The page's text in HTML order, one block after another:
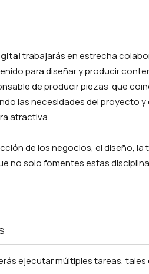
trabajarás en estrecha
para diseñar y producir
de producir piezas que
las necesidades del proyecto
atractiva.
de los negocios, el diseño,
no solo fomentes estas
ejecutar múltiples tareas, tales